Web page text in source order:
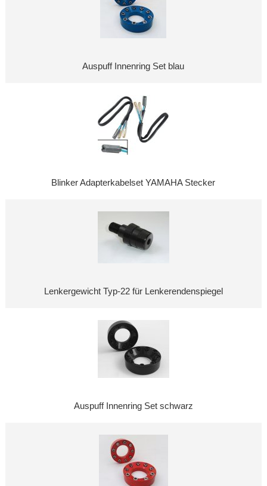
Auspuff Innenring Set blau
Blinker Adapterkabelset YAMAHA Stecker
Lenkergewicht Typ-22 für Lenkerendenspiegel
Auspuff Innenring Set schwarz